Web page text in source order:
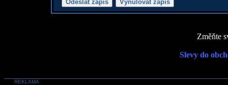
Změňte
Slevy do
REKLAMA